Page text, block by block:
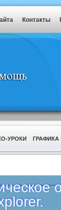
Контакты
УРОКИ ГРАФИКА